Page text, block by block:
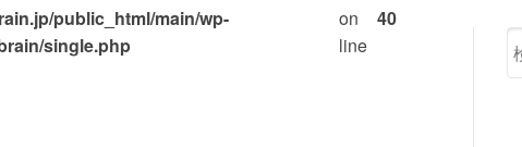
public_html/main/wp-
single.php
on
line
40